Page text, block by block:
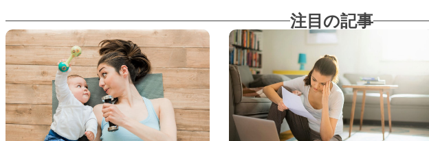
注目の記事